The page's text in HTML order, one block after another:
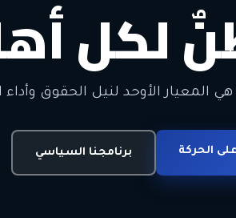
لكل
المعيار الأوحد لنيل الحقوق وأداء
الحركة برنامجنا السياسي
من أجل
• السلام • الديمقراطية
اتصل بنا